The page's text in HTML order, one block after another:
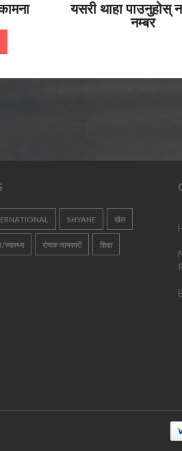
यसरी थाहा पाउनुहोस्
नम्बर
SHYANE खेल
/स्वास्थ्य रोचक जानकारी शिक्षा